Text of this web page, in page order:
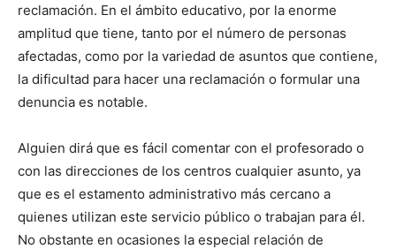
reclamación. En el ámbito educativo, por la enorme
amplitud que tiene, tanto por el número de personas
afectadas, como por la variedad de asuntos que contiene,
la dificultad para hacer una reclamación o formular una
denuncia es notable.
Alguien dirá que es fácil comentar con el profesorado o
con las direcciones de los centros cualquier asunto, ya
que es el estamento administrativo más cercano a
quienes utilizan este servicio público o trabajan para él.
No obstante en ocasiones la especial relación de